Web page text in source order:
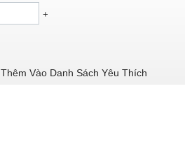
+
Thêm Vào Danh Sách Yêu Thích